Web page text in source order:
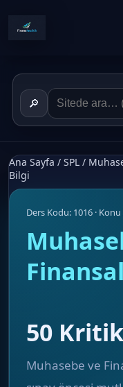
🔎
Ana Sayfa / SPL /
Bilgi
Ders Kodu: 1016 ·
50
Muhasebe ve